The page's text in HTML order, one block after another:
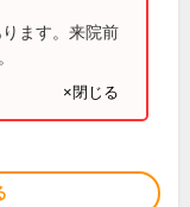
ます。来院前
×閉じる